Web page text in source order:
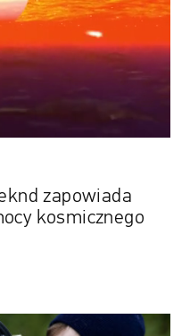
zapowiada
kosmicznego